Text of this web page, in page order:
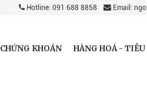
Hotline: 091 688 8858 Email:
CHỨNG KHOÁN HÀNG HOÁ - TIÊU